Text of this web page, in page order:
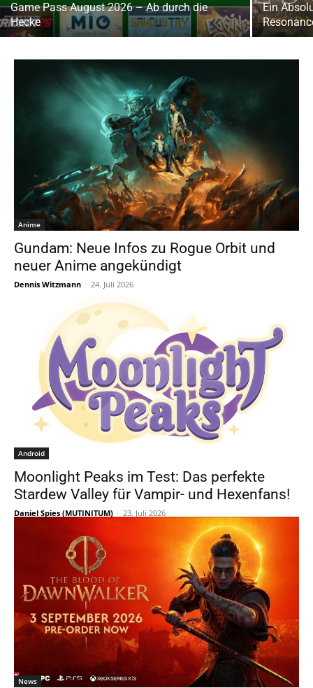
Game Pass August 2026 – Ab durch die
Hecke
Ein
Anime
Gundam: Neue Infos zu Rogue Orbit und
neuer Anime angekündigt
Dennis Witzmann - 24. Juli 2026
Android
Moonlight Peaks im Test: Das perfekte
Stardew Valley für Vampir- und Hexenfans!
Daniel Spies (MUTINITUM) - 23. Juli 2026
News